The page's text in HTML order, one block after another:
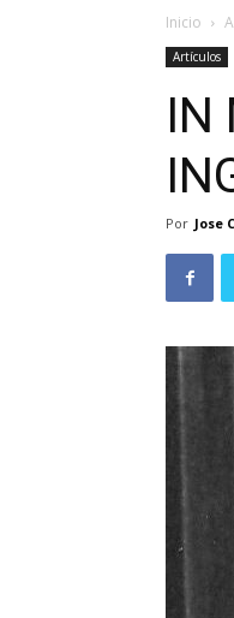
Inicio
Artículos
IN
Por Jose